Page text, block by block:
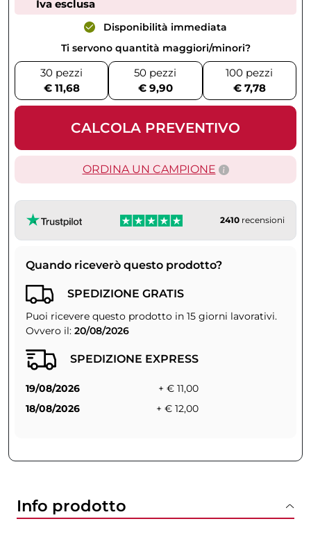
Iva esclusa
Disponibilità immediata
Ti servono quantità maggiori/minori?
30 pezzi
€ 11,68
50 pezzi
€ 9,90
100 pezzi
€ 7,78
CALCOLA PREVENTIVO
ORDINA UN CAMPIONE
2410 recensioni
Quando riceverò questo prodotto?
SPEDIZIONE GRATIS
Puoi ricevere questo prodotto in 15 giorni lavorativi.
Ovvero il: 20/08/2026
SPEDIZIONE EXPRESS
19/08/2026
+ € 11,00
18/08/2026
+ € 12,00
Info prodotto